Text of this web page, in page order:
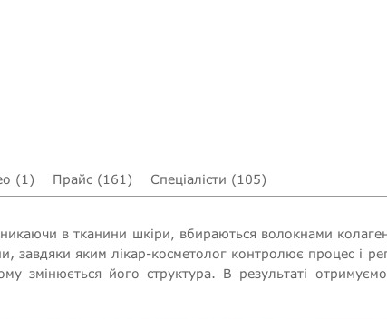
(1) Прайс (161) Спеціалісти (105)
в тканини шкіри, вбираються волокнами
яким лікар-косметолог контролює процес і
змінюється його структура. В результаті